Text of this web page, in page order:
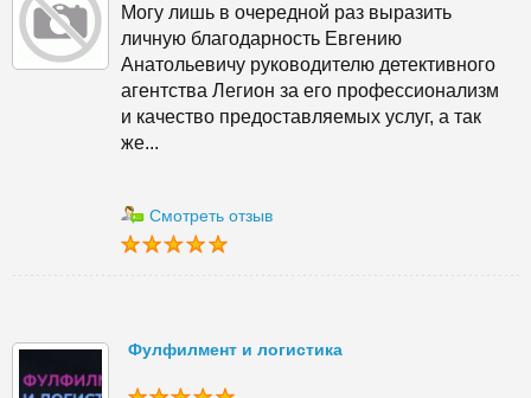
Могу лишь в очередной раз выразить
личную благодарность Евгению
Анатольевичу руководителю детективного
агентства Легион за его профессионализм
и качество предоставляемых услуг, а так
же...
Смотреть отзыв
Фулфилмент и логистика